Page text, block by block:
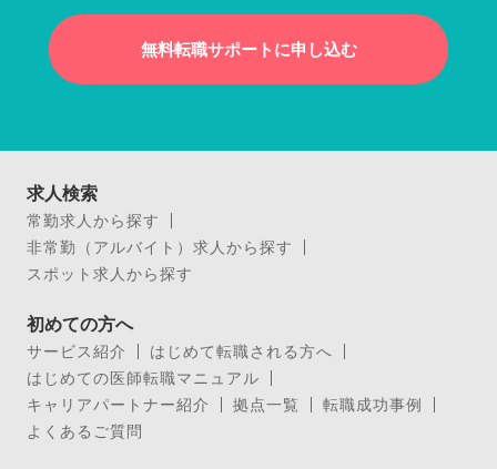
無料転職サポートに申し込む
求人検索
常勤求人から探す
非常勤（アルバイト）求人から探す
スポット求人から探す
初めての方へ
サービス紹介
はじめて転職される方へ
はじめての医師転職マニュアル
キャリアパートナー紹介
拠点一覧
転職成功事例
よくあるご質問